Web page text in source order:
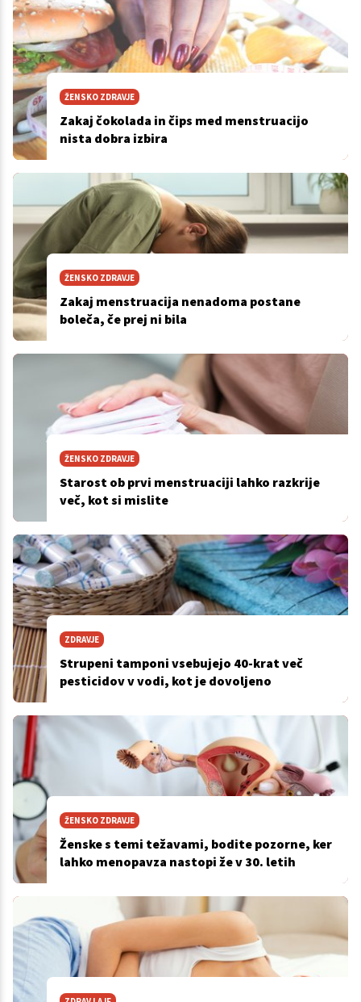
ŽENSKO ZDRAVJE
Zakaj čokolada in čips med menstruacijo
nista dobra izbira
ŽENSKO ZDRAVJE
Zakaj menstruacija nenadoma postane
boleča, če prej ni bila
ŽENSKO ZDRAVJE
Starost ob prvi menstruaciji lahko razkrije
več, kot si mislite
ZDRAVJE
Strupeni tamponi vsebujejo 40-krat več
pesticidov v vodi, kot je dovoljeno
ŽENSKO ZDRAVJE
Ženske s temi težavami, bodite pozorne, ker
lahko menopavza nastopi že v 30. letih